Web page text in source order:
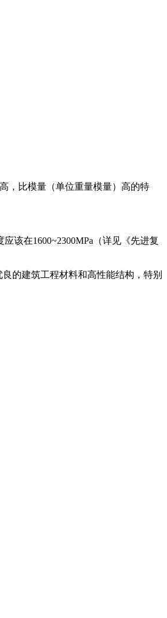
，比模量（单位重量模量）高的特
该在1600~2300MPa（详见《先进复
的建筑工程材料和高性能结构，特别